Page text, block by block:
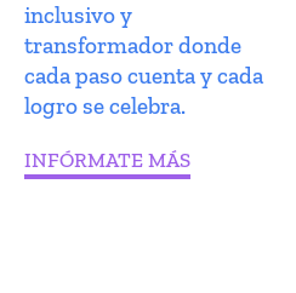
inclusivo y
transformador donde
cada paso cuenta y cada
logro se celebra.
INFÓRMATE MÁS